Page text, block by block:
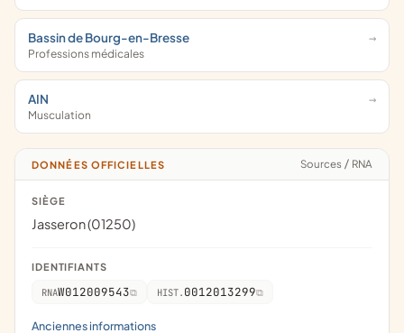
Bassin de Bourg-en-Bresse
Professions médicales
AIN
Musculation
DONNÉES OFFICIELLES Sources / RNA
SIÈGE
Jasseron (01250)
IDENTIFIANTS
RNAW012009543 HIST. 0012013299
Anciennes informations